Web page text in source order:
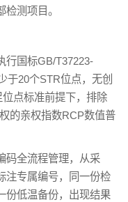
测项目。
行国标GB/T37223-
于20个STR位点，无创
点标准前提下，排除
的亲权指数RCP数值普
码全流程管理，从采
注专属编号，同一份检
份低温备份，出现结果